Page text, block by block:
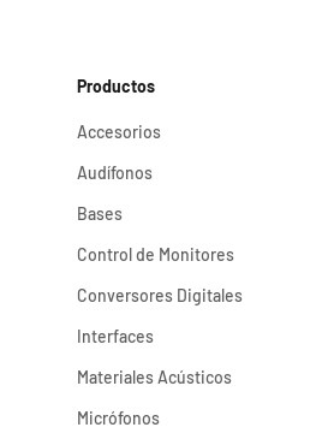
Productos
Accesorios
Audífonos
Bases
Control de Monitores
Conversores Digitales
Interfaces
Materiales Acústicos
Micrófonos